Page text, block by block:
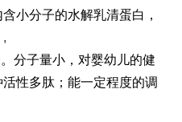
小分子的水解乳清蛋白，
,
分子量小，对婴幼儿的健
性多肽；能一定程度的调